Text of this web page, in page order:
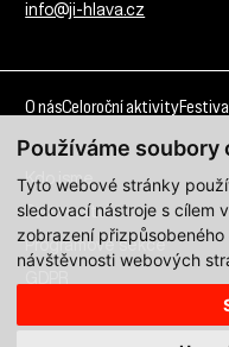
Používáme soubory
Tyto webové stránky
sledovací nástroje s cílem
zobrazení
návštěvnosti webových
info@ji-hlava.cz
O násCeloroční aktivityFestival
Kdo jsme
Partnerství
Programové sekce